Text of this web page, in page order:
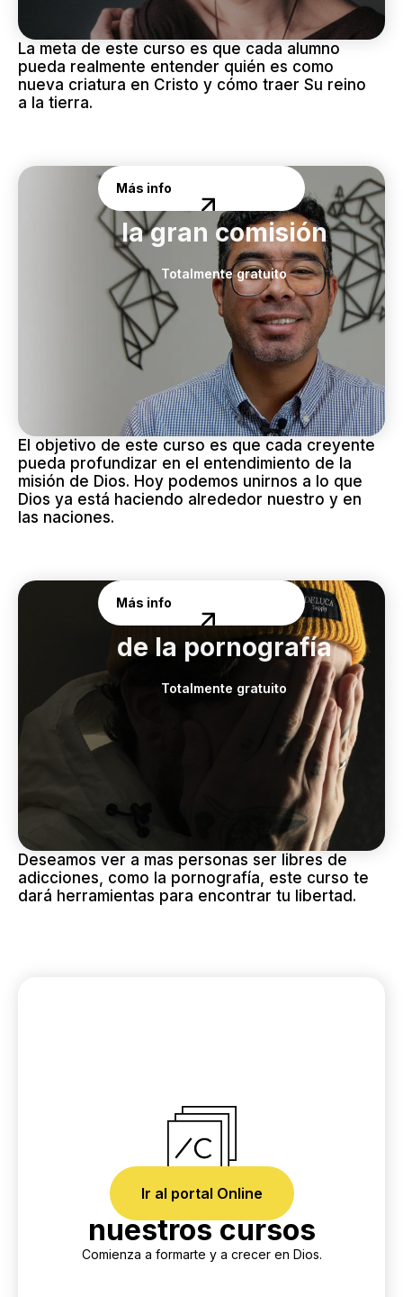
La meta de este curso es que cada alumno
pueda realmente entender quién es como
nueva criatura en Cristo y cómo traer Su reino
a la tierra.
Curso sobre
la gran comisión
Totalmente gratuito
Más info
El objetivo de este curso es que cada creyente
pueda profundizar en el entendimiento de la
misión de Dios. Hoy podemos unirnos a lo que
Dios ya está haciendo alrededor nuestro y en
las naciones.
Curso: Libre
de la pornografía
Totalmente gratuito
Más info
Deseamos ver a mas personas ser libres de
adicciones, como la pornografía, este curso te
dará herramientas para encontrar tu libertad.
Haz uno de
nuestros cursos
Comienza a formarte y a crecer en Dios.
Ir al portal Online